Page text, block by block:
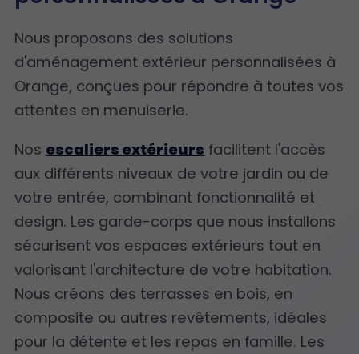
Nous proposons des solutions
d'aménagement extérieur personnalisées à
Orange, conçues pour répondre à toutes vos
attentes en menuiserie.
Nos escaliers extérieurs facilitent l'accès
aux différents niveaux de votre jardin ou de
votre entrée, combinant fonctionnalité et
design. Les garde-corps que nous installons
sécurisent vos espaces extérieurs tout en
valorisant l'architecture de votre habitation.
Nous créons des terrasses en bois, en
composite ou autres revêtements, idéales
pour la détente et les repas en famille. Les